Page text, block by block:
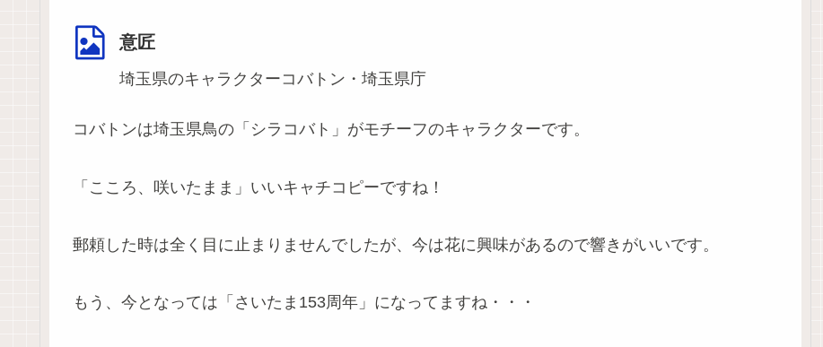
意匠
埼玉県のキャラクターコバトン・埼玉県庁
コバトンは埼玉県鳥の「シラコバト」がモチーフのキャラクターです。
「こころ、咲いたまま」いいキャチコピーですね！
郵頼した時は全く目に止まりませんでしたが、今は花に興味があるので響きがいいです。
もう、今となっては「さいたま153周年」になってますね・・・